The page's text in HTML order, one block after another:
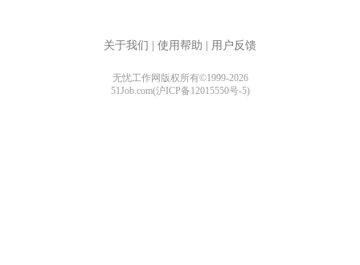
关于我们 使用帮助 用户反馈
无忧工作网版权所有©1999-2026
51Job.com(沪ICP备12015550号-5)